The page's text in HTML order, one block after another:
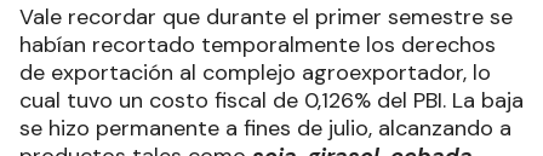
Vale recordar que durante el primer semestre se
habían recortado temporalmente los derechos
de exportación al complejo agroexportador, lo
cual tuvo un costo fiscal de 0,126% del PBI. La baja
se hizo permanente a fines de julio, alcanzando a